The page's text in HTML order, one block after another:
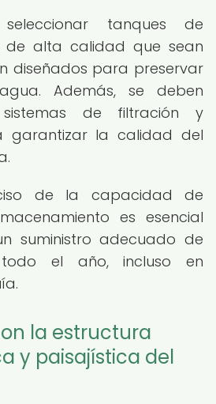
tanques de
de alta calidad que sean
diseñados para preservar
Además, se deben
de filtración y
garantizar la calidad del
de la capacidad de
es esencial
suministro adecuado de
el año, incluso en
la estructura
y paisajística del